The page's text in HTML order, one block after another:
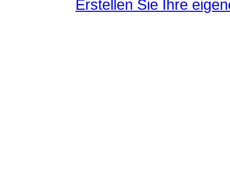
Erstellen Sie Ihre